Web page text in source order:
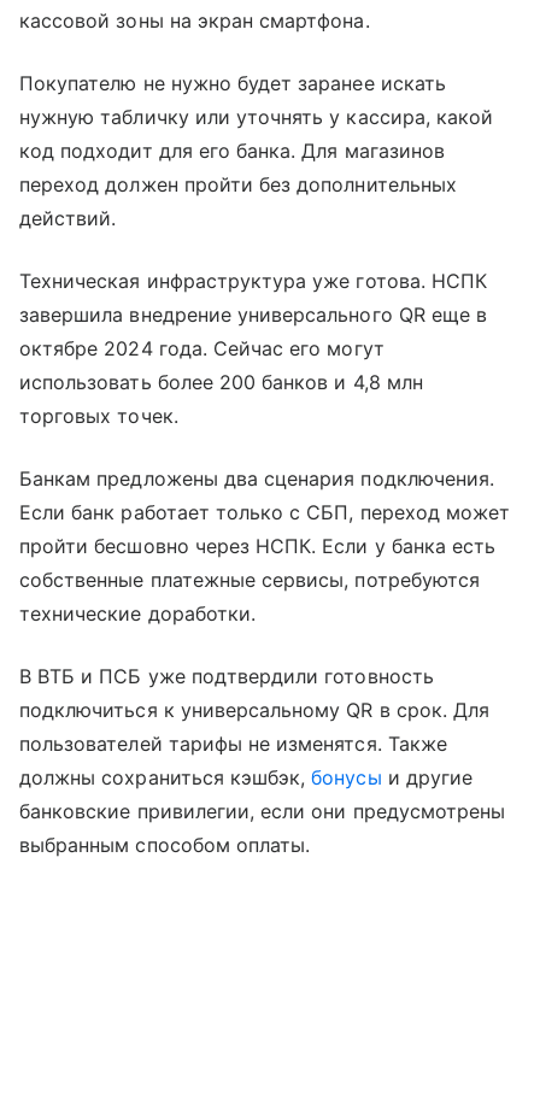
кассовой зоны на экран смартфона.
Покупателю не нужно будет заранее искать
нужную табличку или уточнять у кассира, какой
код подходит для его банка. Для магазинов
переход должен пройти без дополнительных
действий.
Техническая инфраструктура уже готова. НСПК
завершила внедрение универсального QR еще в
октябре 2024 года. Сейчас его могут
использовать более 200 банков и 4,8 млн
торговых точек.
Банкам предложены два сценария подключения.
Если банк работает только с СБП, переход может
пройти бесшовно через НСПК. Если у банка есть
собственные платежные сервисы, потребуются
технические доработки.
В ВТБ и ПСБ уже подтвердили готовность
подключиться к универсальному QR в срок. Для
пользователей тарифы не изменятся. Также
должны сохраниться кэшбэк,бонусы и другие
банковские привилегии, если они предусмотрены
выбранным способом оплаты.